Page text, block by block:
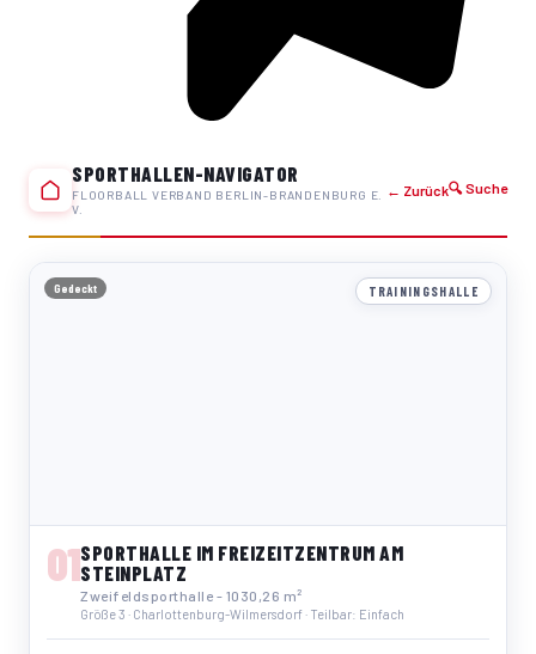
SPORTHALLEN-NAVIGATOR
FLOORBALL VERBAND BERLIN-BRANDENBURG E.
V.
← Zurück🔍 Suche
TRAININGSHALLE
Gedeckt
01SPORTHALLE IM FREIZEITZENTRUM AM
STEINPLATZ
Zweifeldsporthalle - 1030,26 m²
Größe 3 · Charlottenburg-Wilmersdorf · Teilbar: Einfach